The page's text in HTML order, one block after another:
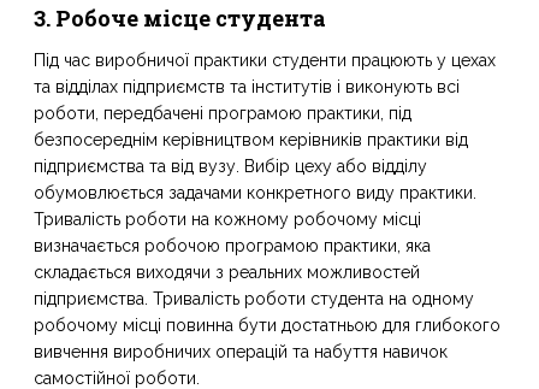
3. Робоче місце студента
Під час виробничої практики студенти працюють у цехах
та відділах підприємств та інститутів і виконують всі
роботи, передбачені програмою практики, під
безпосереднім керівництвом керівників практики від
підприємства та від вузу. Вибір цеху або відділу
обумовлюється задачами конкретного виду практики.
Тривалість роботи на кожному робочому місці
визначається робочою програмою практики, яка
складається виходячи з реальних можливостей
підприємства. Тривалість роботи студента на одному
робочому місці повинна бути достатньою для глибокого
вивчення виробничих операцій та набуття навичок
самостійної роботи.